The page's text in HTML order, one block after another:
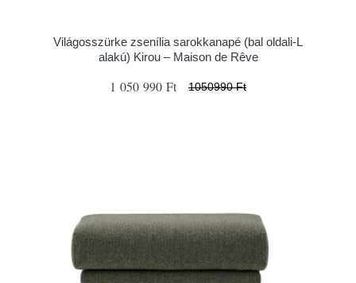
Világosszürke zsenília sarokkanapé (bal oldali-L
alakú) Kirou – Maison de Rêve
1 050 990 Ft 1050990 Ft